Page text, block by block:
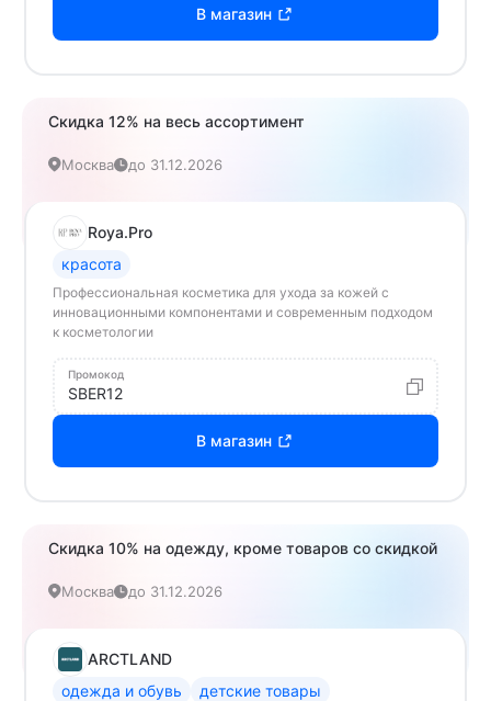
В магазин
Скидка 12% на весь ассортимент
Москва до 31.12.2026
Roya.Pro
красота
Профессиональная косметика для ухода за кожей с
инновационными компонентами и современным подходом
к косметологии
Промокод
SBER12
В магазин
Скидка 10% на одежду, кроме товаров со скидкой
Москва до 31.12.2026
ARCTLAND
одежда и обувь
детские товары